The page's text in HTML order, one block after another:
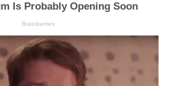
Is Probably Opening Soon
Brainberries